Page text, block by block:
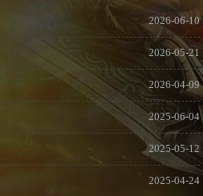
2026-06-10
2026-05-21
2026-04-09
2025-06-04
2025-05-12
2025-04-24